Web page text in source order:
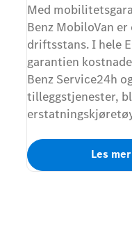
Med
Benz MobiloVan
driftsstans. I hele
garantien
Benz Service24h
tilleggstjenester,
Les mer